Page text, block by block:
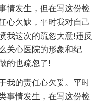
情发生，但在写这份检
心欠缺，平时我对自己
我这次的疏忽大意!违反
关心医院的形象和纪
的也疏忽了!
我的责任心欠妥。平时
事情发生，在写这份检